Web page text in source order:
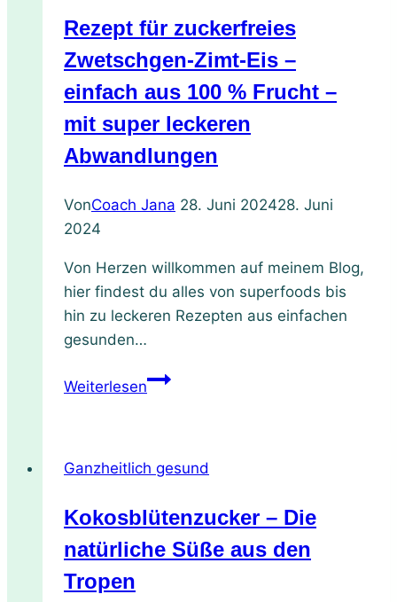
Rezept für zuckerfreies
Zwetschgen-Zimt-Eis –
einfach aus 100 % Frucht –
mit super leckeren
Abwandlungen
VonCoach Jana 28. Juni 202428. Juni
2024
Von Herzen willkommen auf meinem Blog,
hier findest du alles von superfoods bis
hin zu leckeren Rezepten aus einfachen
gesunden…
WeiterlesenRezept
Zimt-
–
einfach
Ganzheitlich gesund
Kokosblütenzucker – Die
natürliche Süße aus den
Tropen